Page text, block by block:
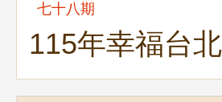
七十八期
115年幸福台
便民手冊精彩